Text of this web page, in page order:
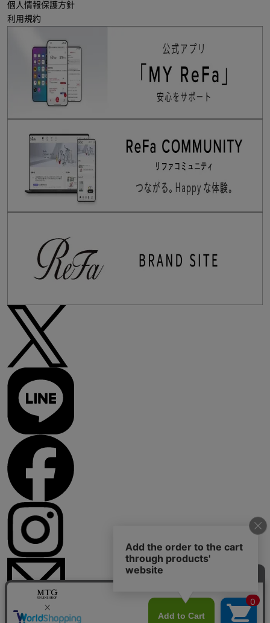
個人情報保護方針
利用規約